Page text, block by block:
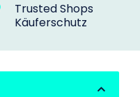
Trusted Shops
Käuferschutz